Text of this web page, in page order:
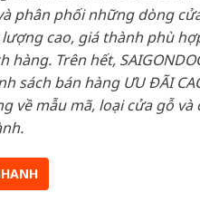
phân phối những dòng
cao, giá thành phù
hàng. Trên hết,
sách bán hàng ƯU ĐÃI
về mẫu mã, loại cửa gỗ và